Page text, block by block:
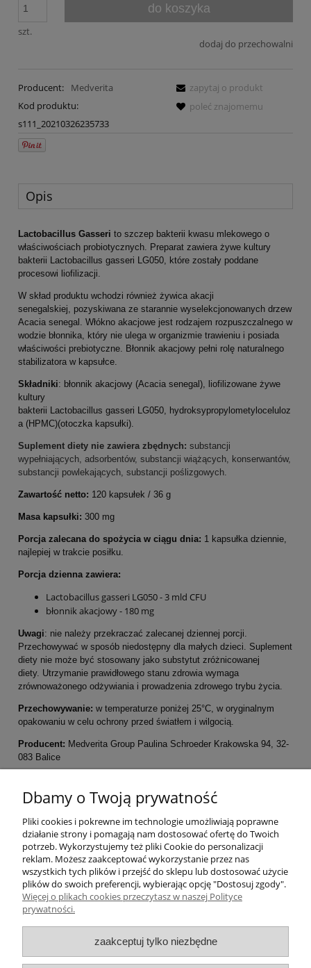
szt.
do koszyka
dodaj do przechowalni
Producent:
Medverita
Kod produktu:
s111_20210326235733
zapytaj o produkt
poleć znajomemu
Opis
Lactobacillus Gasseri to szczep bakterii kwasu mlekowego o
właściwościach probiotycznych. Preparat zawiera żywe kultury
bakterii Lactobacillus gasseri LG050, które zostały poddane
procesowi liofilizacji.
W skład produktu wchodzi również żywica akacji
senegalskiej, pozyskiwana ze starannie wyselekcjonowanych drzew
Acacia senegal. Włókno akacjowe jest rodzajem rozpuszczalnego w
wodzie błonnika, który nie ulega w organizmie trawieniu i posiada
właściwości prebiotyczne. Błonnik akacjowy pełni rolę naturalnego
stabilizatora w kapsułce.
Składniki: błonnik akacjowy (Acacia senegal), liofilizowane żywe
kultury
bakterii Lactobacillus gasseri LG050, hydroksypropylometyloceluloz
a (HPMC)(otoczka kapsułki).
Suplement diety nie zawiera zbędnych: substancji
wypełniających, adsorbentów, substancji wiążących, konserwantów,
substancji powlekających, substancji poślizgowych.
Zawartość netto: 120 kapsułek / 36 g
Masa kapsułki: 300 mg
Porcja zalecana do spożycia w ciągu dnia: 1 kapsułka dziennie,
najlepiej w trakcie posiłku.
Porcja dzienna zawiera:
Lactobacillus gasseri LG050 - 3 mld CFU
błonnik akacjowy - 180 mg
Uwagi: nie należy przekraczać zalecanej dziennej porcji.
Przechowywać w sposób niedostępny dla małych dzieci. Suplement
diety nie może być stosowany jako substytut zróżnicowanej
diety. Utrzymanie prawidłowego stanu zdrowia wymaga
zrównoważonego odżywiania i prowadzenia zdrowego trybu życia.
Przechowywanie: w temperaturze poniżej 25°C, w oryginalnym
opakowaniu w celu ochrony przed światłem i wilgocią.
Producent: Medverita Group Paulina Schroeder Krakowska 94, 32-
083 Balice
Moje konto
Płatności i dostawa
Informacje
O nas
Dbamy o Twoją prywatność
Pliki cookies i pokrewne im technologie umożliwiają poprawne
działanie strony i pomagają nam dostosować ofertę do Twoich
potrzeb. Wykorzystujemy też pliki Cookie do personalizacji
reklam. Możesz zaakceptować wykorzystanie przez nas
wszystkich tych plików i przejść do sklepu lub dostosować użycie
plików do swoich preferencji, wybierając opcję "Dostosuj zgody".
Więcej o plikach cookies przeczytasz w naszej Polityce
prywatności.
zaakceptuj tylko niezbędne